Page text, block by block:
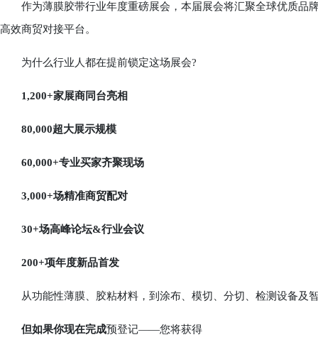
作为薄膜胶带行业年度重磅展会，本届展会将汇聚全球优质品
高效商贸对接平台。
为什么行业人都在提前锁定这场展会?
1,200+家展商同台亮相
80,000超大展示规模
60,000+专业买家齐聚现场
3,000+场精准商贸配对
30+场高峰论坛&行业会议
200+项年度新品首发
从功能性薄膜、胶粘材料，到涂布、模切、分切、检测设备及
但如果你现在完成预登记——您将获得